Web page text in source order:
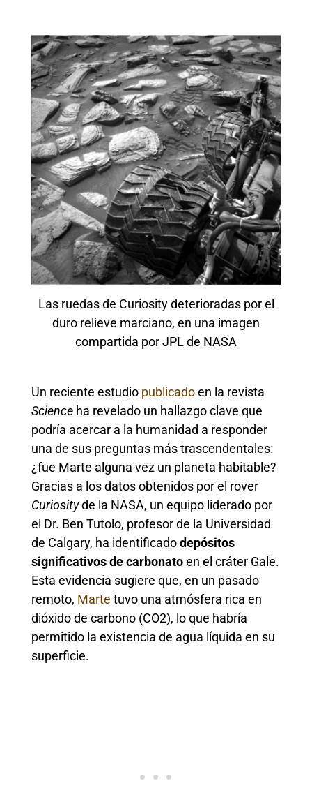
Las ruedas de Curiosity deterioradas por el
duro relieve marciano, en una imagen
compartida por JPL de NASA
Un reciente estudio publicadoen la revista
Science ha revelado un hallazgo clave que
podría acercar a la humanidad a responder
una de sus preguntas más trascendentales:
¿fue Marte alguna vez un planeta habitable?
Gracias a los datos obtenidos por el rover
Curiosityde la NASA, un equipo liderado por
el Dr. Ben Tutolo, profesor de la Universidad
de Calgary, ha identificadodepósitos
significativos de carbonatoen el cráter Gale.
Esta evidencia sugiere que, en un pasado
remoto, Marte tuvo una atmósfera rica en
dióxido de carbono (CO2), lo que habría
permitido la existencia de agua líquida en su
superficie.